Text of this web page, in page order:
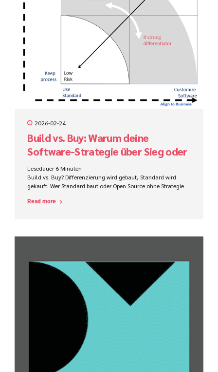
2026-02-24
Build vs. Buy: Warum deine
Software-Strategie über Sieg oder
Niederlage entscheidet
Lesedauer 6 Minuten
Build vs. Buy? Differenzierung wird gebaut, Standard wird
gekauft. Wer Standard baut oder Open Source ohne Strategie
Read more